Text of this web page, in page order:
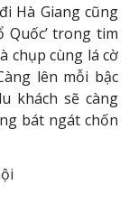
Hà Giang cũng
Quốc’ trong tim
chụp cùng lá cờ
lên mỗi bậc
khách sẽ càng
bát ngát chốn